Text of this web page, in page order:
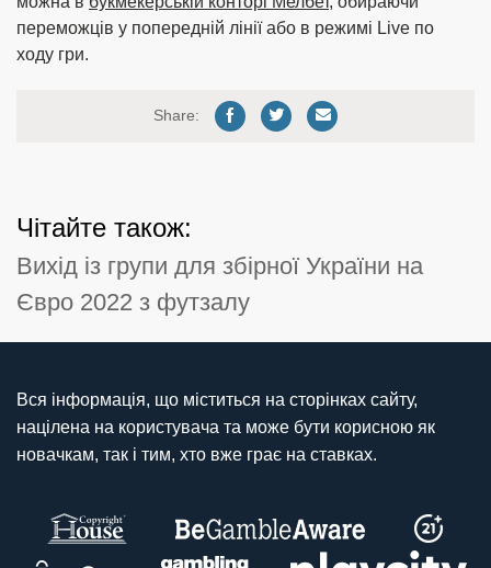
переможців у попередній лінії або в режимі Live по
ходу гри.
Share:
Чітайте також:
Вихід із групи для збірної України на
Євро 2022 з футзалу
Вся інформація, що міститься на сторінках сайту,
націлена на користувача та може бути корисною як
новачкам, так і тим, хто вже грає на ставках.